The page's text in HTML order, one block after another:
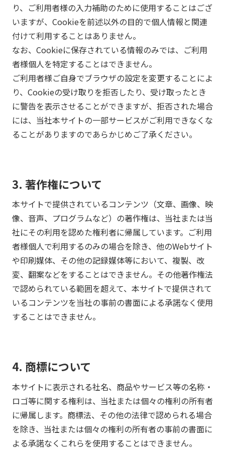
り、ご利用者様の入力補助のために使用することはござ
いますが、Cookieを前述以外の目的で個人情報と関連
付けて利用することはありません。
なお、Cookieに保存されている情報のみでは、ご利用
者様個人を特定することはできません。
ご利用者様ご自身でブラウザの設定を変更することによ
り、Cookieの受け取りを拒否したり、受け取ったとき
に警告を表示させることができますが、拒否された場合
には、当社本サイトの一部サービスがご利用できなくな
ることがありますのであらかじめご了承ください。
3. 著作権について
本サイトで提供されているコンテンツ（文章、画像、映
像、音声、プログラムなど）の著作権は、当社または当
社にその利用を認めた権利者に帰属しています。ご利用
者様個人で利用するのみの場合を除き、他のWebサイト
や印刷媒体、その他の記録媒体等において、複製、改
変、翻案などをすることはできません。その他著作権法
で認められている範囲を超えて、本サイトで提供されて
いるコンテンツを当社の事前の書面による承諾なく使用
することはできません。
4. 商標について
本サイトに表示される社名、商品やサービス等の名称・
ロゴ等に関する権利は、当社または個々の権利の所有者
に帰属します。商標法、その他の法律で認められる場合
を除き、当社または個々の権利の所有者の事前の書面に
よる承諾なくこれらを使用することはできません。